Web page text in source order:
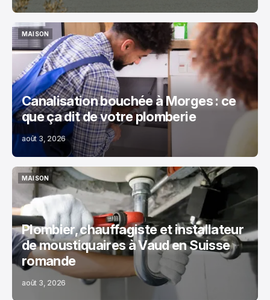
MAISON
MAISON
Canalisation bouchée à Morges : ce
que ça dit de votre plomberie
août 3, 2026
MAISON
MAISON
Plombier, chauffagiste et installateur
de moustiquaires à Vaud en Suisse
romande
août 3, 2026